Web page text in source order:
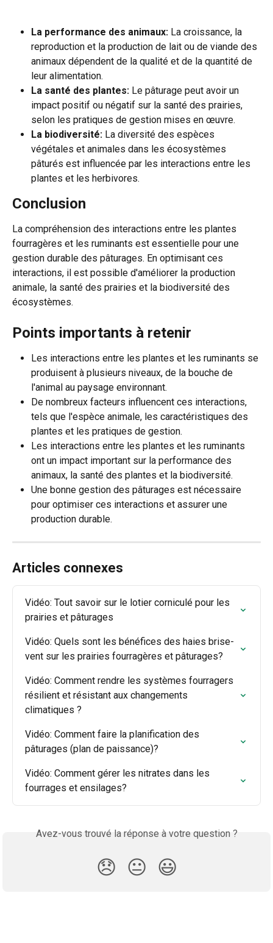
La performance des animaux: La croissance, la
reproduction et la production de lait ou de viande des
animaux dépendent de la qualité et de la quantité de
leur alimentation.
La santé des plantes: Le pâturage peut avoir un
impact positif ou négatif sur la santé des prairies,
selon les pratiques de gestion mises en œuvre.
La biodiversité: La diversité des espèces
végétales et animales dans les écosystèmes
pâturés est influencée par les interactions entre les
plantes et les herbivores.
Conclusion
La compréhension des interactions entre les plantes
fourragères et les ruminants est essentielle pour une
gestion durable des pâturages. En optimisant ces
interactions, il est possible d'améliorer la production
animale, la santé des prairies et la biodiversité des
écosystèmes.
Points importants à retenir
Les interactions entre les plantes et les ruminants se
produisent à plusieurs niveaux, de la bouche de
l'animal au paysage environnant.
De nombreux facteurs influencent ces interactions,
tels que l'espèce animale, les caractéristiques des
plantes et les pratiques de gestion.
Les interactions entre les plantes et les ruminants
ont un impact important sur la performance des
animaux, la santé des plantes et la biodiversité.
Une bonne gestion des pâturages est nécessaire
pour optimiser ces interactions et assurer une
production durable.
Articles connexes
Vidéo: Tout savoir sur le lotier corniculé pour les
prairies et pâturages
Vidéo: Quels sont les bénéfices des haies brise-
vent sur les prairies fourragères et pâturages?
Vidéo: Comment rendre les systèmes fourragers
résilient et résistant aux changements
climatiques ?
Vidéo: Comment faire la planification des
pâturages (plan de paissance)?
Vidéo: Comment gérer les nitrates dans les
fourrages et ensilages?
Avez-vous trouvé la réponse à votre question ?
😞 😐 😃